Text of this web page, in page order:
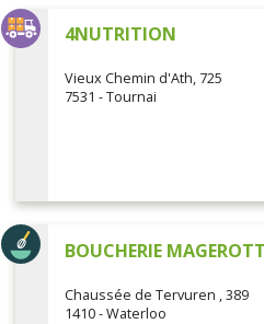
4NUTRITION
Vieux Chemin d'Ath, 725
7531 - Tournai
BOUCHERIE
Chaussée de Tervuren , 389
1410 - Waterloo